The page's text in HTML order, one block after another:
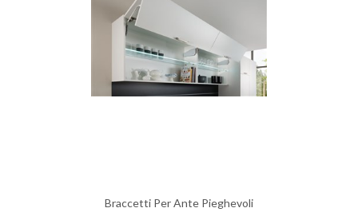
Braccetti Per Ante Pieghevoli